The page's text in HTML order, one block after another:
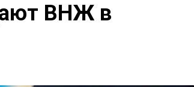
ВНЖ в